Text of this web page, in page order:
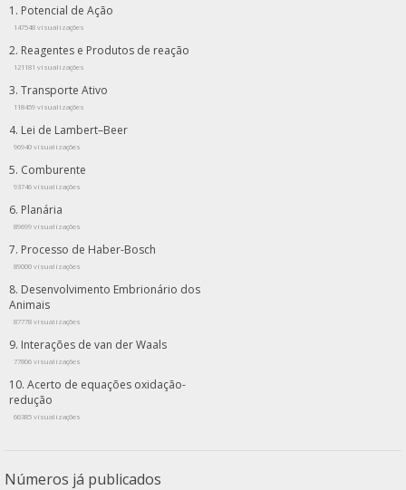
Potencial de Ação
147548 visualizações
Reagentes e Produtos de reação
121181 visualizações
Transporte Ativo
118459 visualizações
Lei de Lambert–Beer
96940 visualizações
Comburente
93746 visualizações
Planária
89699 visualizações
Processo de Haber-Bosch
89000 visualizações
Desenvolvimento Embrionário dos
Animais
87778 visualizações
Interações de van der Waals
77806 visualizações
Acerto de equações oxidação-
redução
66385 visualizações
Números já publicados